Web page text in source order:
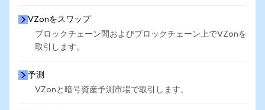
VZonをスワップ
ブロックチェーン間およびブロックチェーン上でVZonを
取引します。
予測
VZonと暗号資産予測市場で取引します。